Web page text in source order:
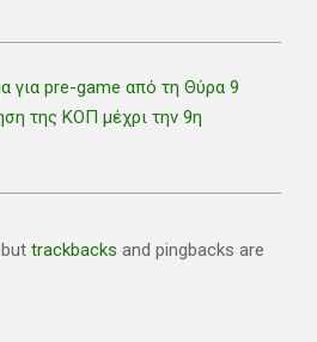
για pre-game από τη Θύρα 9
της ΚΟΠ μέχρι την 9η
trackbacks and pingbacks are